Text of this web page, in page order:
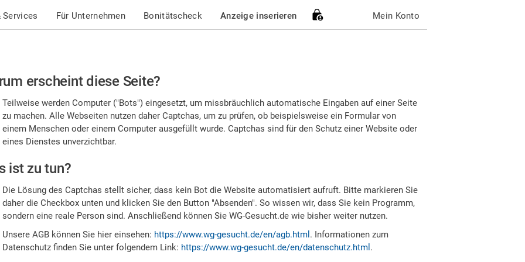
Services Für Unternehmen Bonitätscheck Anzeige inserieren Mein Konto
erscheint diese Seite?
Teilweise werden Computer ("Bots") eingesetzt, um missbräuchlich automatische Eingaben auf einer Seite
zu machen. Alle Webseiten nutzen daher Captchas, um zu prüfen, ob beispielsweise ein Formular von
einem Menschen oder einem Computer ausgefüllt wurde. Captchas sind für den Schutz einer Website oder
eines Dienstes unverzichtbar.
ist zu tun?
Die Lösung des Captchas stellt sicher, dass kein Bot die Website automatisiert aufruft. Bitte markieren Sie
daher die Checkbox unten und klicken Sie den Button "Absenden". So wissen wir, dass Sie kein Programm,
sondern eine reale Person sind. Anschließend können Sie WG-Gesucht.de wie bisher weiter nutzen.
Unsere AGB können Sie hier einsehen: https://www.wg-gesucht.de/en/agb.html . Informationen zum
Datenschutz finden Sie unter folgendem Link: https://www.wg-gesucht.de/en/datenschutz.html .